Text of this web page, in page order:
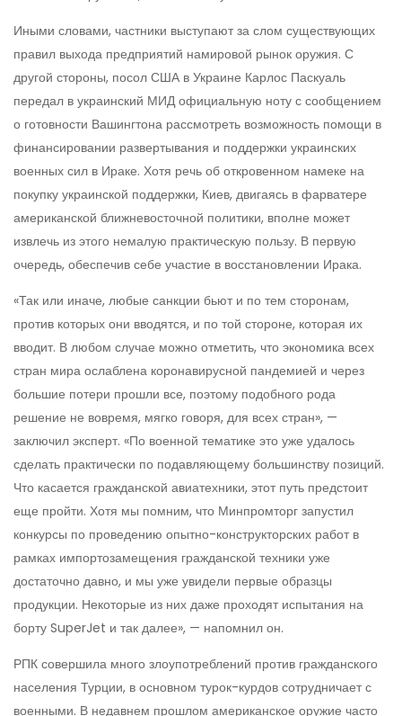
Иными словами, частники выступают за слом существующих
правил выхода предприятий намировой рынок оружия. С
другой стороны, посол США в Украине Карлос Паскуаль
передал в украинский МИД официальную ноту с сообщением
о готовности Вашингтона рассмотреть возможность помощи в
финансировании развертывания и поддержки украинских
военных сил в Ираке. Хотя речь об откровенном намеке на
покупку украинской поддержки, Киев, двигаясь в фарватере
американской ближневосточной политики, вполне может
извлечь из этого немалую практическую пользу. В первую
очередь, обеспечив себе участие в восстановлении Ирака.
«Так или иначе, любые санкции бьют и по тем сторонам,
против которых они вводятся, и по той стороне, которая их
вводит. В любом случае можно отметить, что экономика всех
стран мира ослаблена коронавирусной пандемией и через
большие потери прошли все, поэтому подобного рода
решение не вовремя, мягко говоря, для всех стран», —
заключил эксперт. «По военной тематике это уже удалось
сделать практически по подавляющему большинству позиций.
Что касается гражданской авиатехники, этот путь предстоит
еще пройти. Хотя мы помним, что Минпромторг запустил
конкурсы по проведению опытно-конструкторских работ в
рамках импортозамещения гражданской техники уже
достаточно давно, и мы уже увидели первые образцы
продукции. Некоторые из них даже проходят испытания на
борту SuperJet и так далее», — напомнил он.
РПК совершила много злоупотреблений против гражданского
населения Турции, в основном турок-курдов сотрудничает с
военными. В недавнем прошлом американское оружие часто